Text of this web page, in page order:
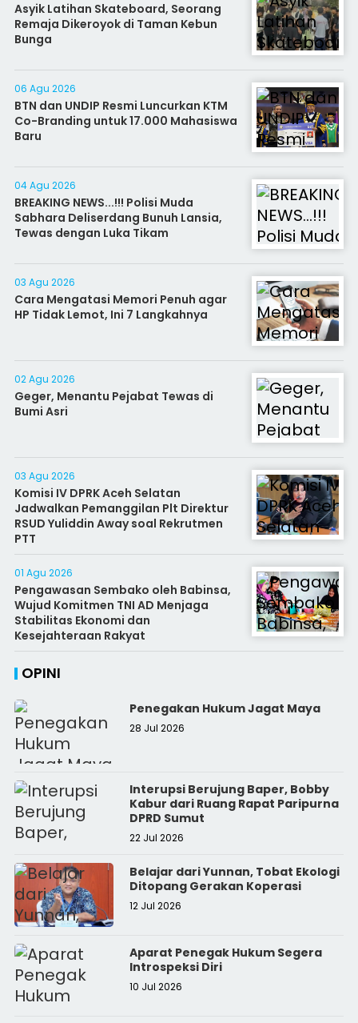
Asyik Latihan Skateboard, Seorang
Remaja Dikeroyok di Taman Kebun
Bunga
06 Agu 2026
BTN dan UNDIP Resmi Luncurkan KTM
Co-Branding untuk 17.000 Mahasiswa
Baru
04 Agu 2026
BREAKING NEWS...!!! Polisi Muda
Sabhara Deliserdang Bunuh Lansia,
Tewas dengan Luka Tikam
03 Agu 2026
Cara Mengatasi Memori Penuh agar
HP Tidak Lemot, Ini 7 Langkahnya
02 Agu 2026
Geger, Menantu Pejabat Tewas di
Bumi Asri
03 Agu 2026
Komisi IV DPRK Aceh Selatan
Jadwalkan Pemanggilan Plt Direktur
RSUD Yuliddin Away soal Rekrutmen
PTT
01 Agu 2026
Pengawasan Sembako oleh Babinsa,
Wujud Komitmen TNI AD Menjaga
Stabilitas Ekonomi dan
Kesejahteraan Rakyat
OPINI
Penegakan Hukum Jagat Maya
28 Jul 2026
Interupsi Berujung Baper, Bobby
Kabur dari Ruang Rapat Paripurna
DPRD Sumut
22 Jul 2026
Belajar dari Yunnan, Tobat Ekologi
Ditopang Gerakan Koperasi
12 Jul 2026
Aparat Penegak Hukum Segera
Introspeksi Diri
10 Jul 2026